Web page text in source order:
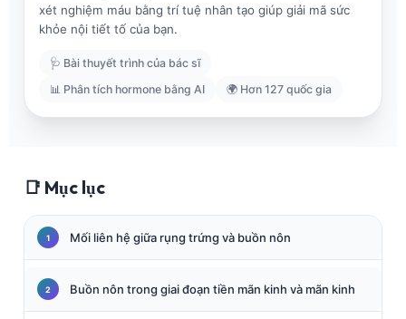
xét nghiệm máu bằng trí tuệ nhân tạo giúp giải mã sức
khỏe nội tiết tố của bạn.
🩺 Bài thuyết trình của bác sĩ
📊 Phân tích hormone bằng AI
🌍 Hơn 127 quốc gia
📑 Mục lục
Mối liên hệ giữa rụng trứng và buồn nôn
Buồn nôn trong giai đoạn tiền mãn kinh và mãn kinh